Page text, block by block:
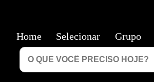
Home Selecionar Grupo